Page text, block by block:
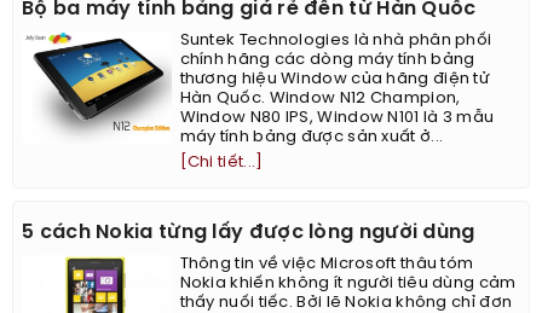
Bộ ba máy tính bảng giá rẻ đến từ Hàn Quốc
Suntek Technologies là nhà phân phối
chính hãng các dòng máy tính bảng
thương hiệu Window của hãng điện tử
Hàn Quốc. Window N12 Champion,
Window N80 IPS, Window N101 là 3 mẫu
máy tính bảng được sản xuất ở...
[Chi tiết...]
5 cách Nokia từng lấy được lòng người dùng
Thông tin về việc Microsoft thâu tóm
Nokia khiến không ít người tiêu dùng cảm
thấy nuối tiếc. Bởi lẽ Nokia không chỉ đơn